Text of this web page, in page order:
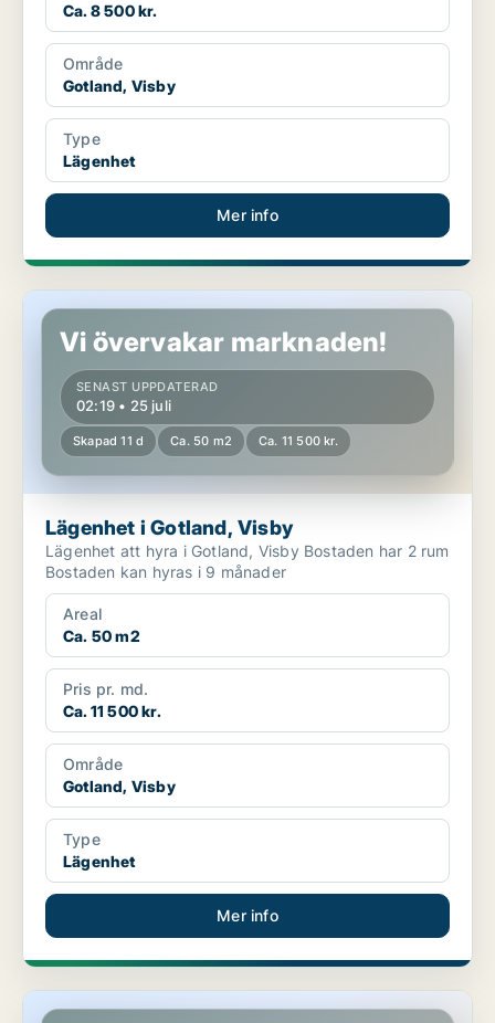
Ca. 8 500 kr.
Område
Gotland, Visby
Type
Lägenhet
Mer info
Lägenhet i Gotland, Visby
Vi övervakar marknaden!
SENAST UPPDATERAD
02:19 • 25 juli
Skapad 11 d Ca. 50 m2 Ca. 11 500 kr.
Lägenhet i Gotland, Visby
Lägenhet att hyra i Gotland, Visby Bostaden har 2 rum
Bostaden kan hyras i 9 månader
Areal
Ca. 50 m2
Pris pr. md.
Ca. 11 500 kr.
Område
Gotland, Visby
Type
Lägenhet
Mer info
Lägenhet i Gotland, Visby